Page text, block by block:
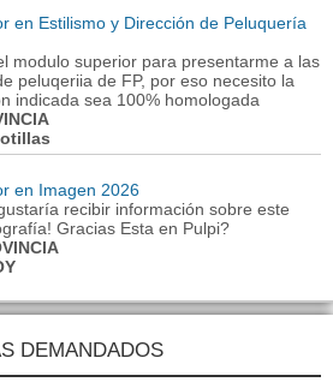
en Estilismo y Dirección de Peluquería
modulo superior para presentarme a las
peluqeriia de FP, por eso necesito la
indicada sea 100% homologada
en Imagen 2026
recibir información sobre este
Gracias Esta en Pulpi?
DEMANDADOS